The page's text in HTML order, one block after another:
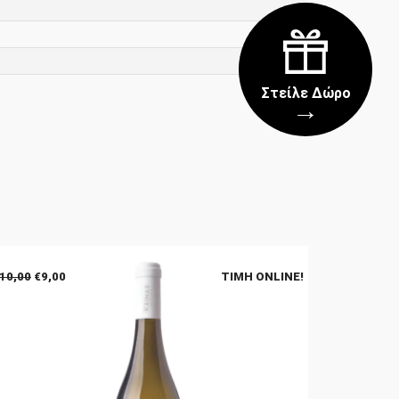
Στείλε Δώρο
→
10,00 Original
€9,00Η
ΤΙΜΉ ONLINE!